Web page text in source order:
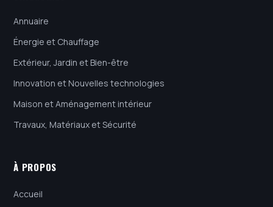
Annuaire
Énergie et Chauffage
Extérieur, Jardin et Bien-être
Innovation et Nouvelles technologies
Maison et Aménagement intérieur
Travaux, Matériaux et Sécurité
À PROPOS
Accueil